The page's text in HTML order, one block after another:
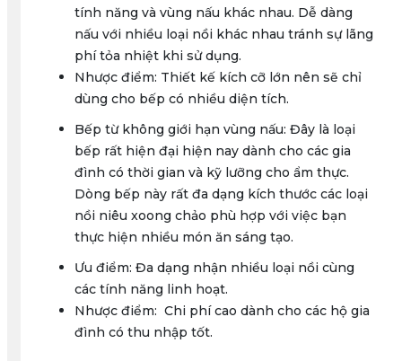
tính năng và vùng nấu khác nhau. Dễ dàng
nấu với nhiều loại nồi khác nhau tránh sự lãng
phí tỏa nhiệt khi sử dụng.
Nhược điểm: Thiết kế kích cỡ lớn nên sẽ chỉ
dùng cho bếp có nhiều diện tích.
Bếp từ không giới hạn vùng nấu: Đây là loại
bếp rất hiện đại hiện nay dành cho các gia
đình có thời gian và kỹ lưỡng cho ẩm thực.
Dòng bếp này rất đa dạng kích thước các loại
nồi niêu xoong chảo phù hợp với việc bạn
thực hiện nhiều món ăn sáng tạo.
Ưu điểm: Đa dạng nhận nhiều loại nồi cùng
các tính năng linh hoạt.
Nhược điểm: Chi phí cao dành cho các hộ gia
đình có thu nhập tốt.